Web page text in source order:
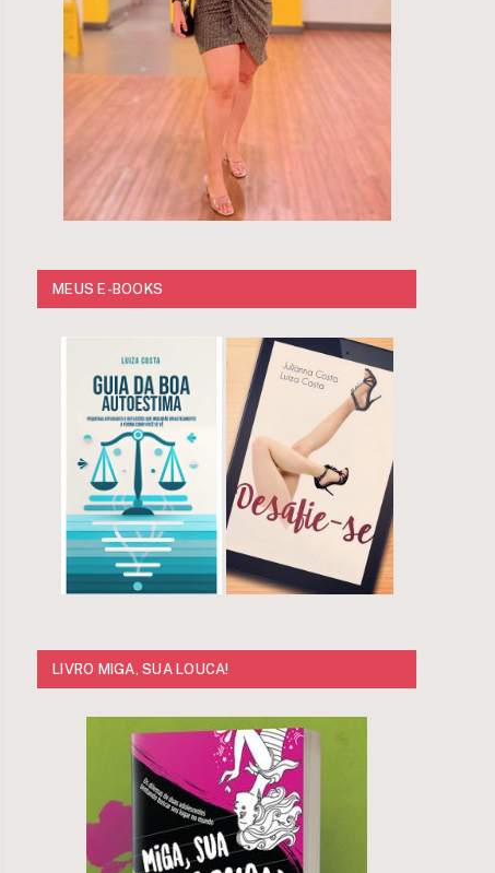
MEUS E-BOOKS
LIVRO MIGA, SUA LOUCA!